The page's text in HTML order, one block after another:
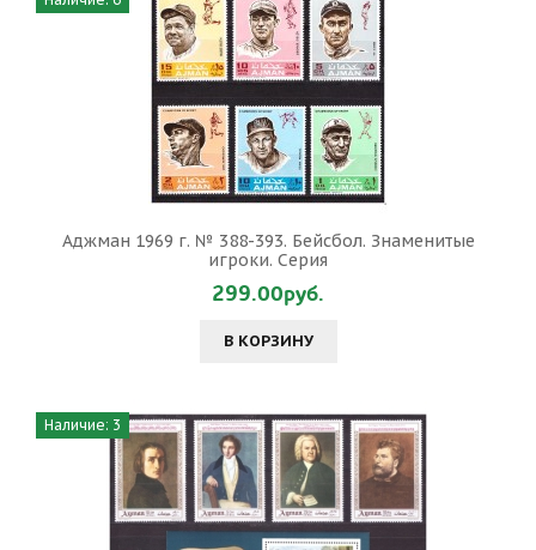
Аджман 1969 г. № 388-393. Бейсбол. Знаменитые
игроки. Серия
299.00руб.
В КОРЗИНУ
Наличие: 3